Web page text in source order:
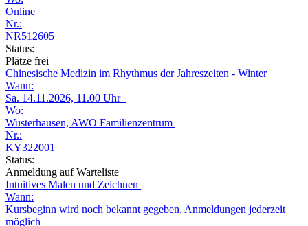
Online
Nr.:
NR512605
Status:
Plätze frei
Chinesische Medizin im Rhythmus der Jahreszeiten - Winter
Wann:
Sa. 14.11.2026, 11.00 Uhr
Wo:
Wusterhausen, AWO Familienzentrum
Nr.:
KY322001
Status:
Anmeldung auf Warteliste
Intuitives Malen und Zeichnen
Wann:
Kursbeginn wird noch bekannt gegeben, Anmeldungen jederzeit
möglich